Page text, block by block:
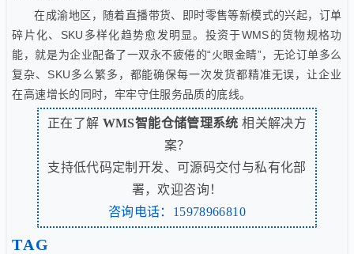
在成渝地区，随着直播带货、即时零售等新模式的兴起，订单
碎片化、SKU多样化趋势愈发明显。投资于WMS的货物规格功
能，就是为企业配备了一双永不疲倦的“火眼金睛”，无论订单多么
复杂、SKU多么繁多，都能确保每一次发货都精准无误，让企业
在高速增长的同时，牢牢守住服务品质的底线。
正在了解 WMS智能仓储管理系统 相关解决方
案？
支持低代码定制开发、可源码交付与私有化部
署，欢迎咨询！
咨询电话：15978966810
TAG